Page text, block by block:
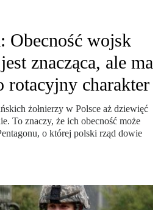
Obecność wojsk
znacząca, ale ma
rotacyjny charakter
żołnierzy w Polsce aż dziewięć
To znaczy, że ich obecność może
o której polski rząd dowie